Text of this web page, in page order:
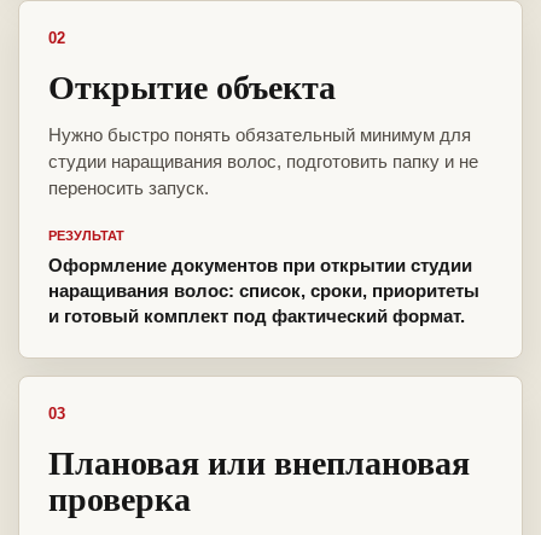
02
Открытие объекта
Нужно быстро понять обязательный минимум для
студии наращивания волос, подготовить папку и не
переносить запуск.
РЕЗУЛЬТАТ
Оформление документов при открытии студии
наращивания волос: список, сроки, приоритеты
и готовый комплект под фактический формат.
03
Плановая или внеплановая
проверка